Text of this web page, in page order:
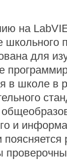
на
для
в школе в
и